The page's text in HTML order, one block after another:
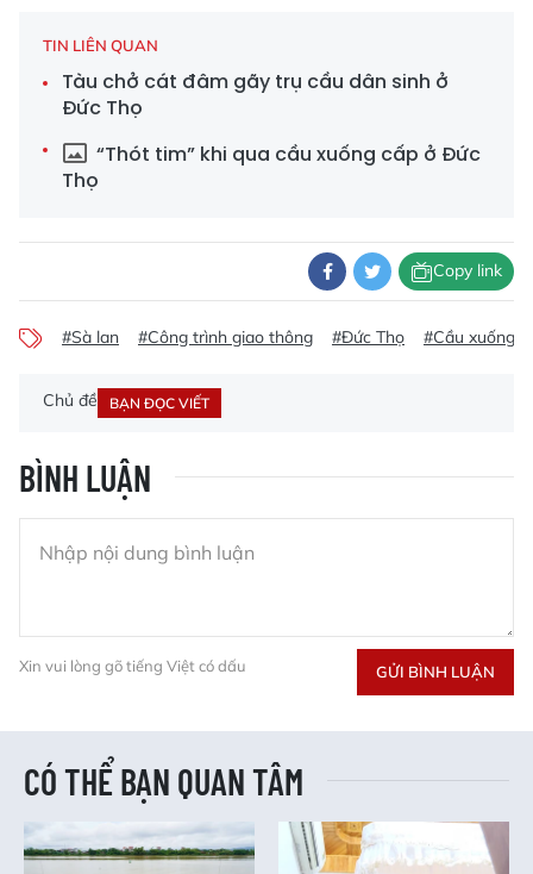
TIN LIÊN QUAN
Tàu chở cát đâm gãy trụ cầu dân sinh ở
Đức Thọ
“Thót tim” khi qua cầu xuống cấp ở Đức
Thọ
Copy link
#Sà lan #Công trình giao thông #Đức Thọ #Cầu xuống
Chủ đề BẠN ĐỌC VIẾT
BÌNH LUẬN
Xin vui lòng gõ tiếng Việt có dấu GỬI BÌNH LUẬN
CÓ THỂ BẠN QUAN TÂM